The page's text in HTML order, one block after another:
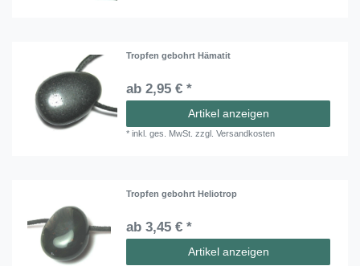
Tropfen gebohrt Hämatit
ab 2,95 € *
Artikel anzeigen
*inkl. ges. MwSt. zzgl.Versandkosten
Tropfen gebohrt Heliotrop
ab 3,45 € *
Artikel anzeigen